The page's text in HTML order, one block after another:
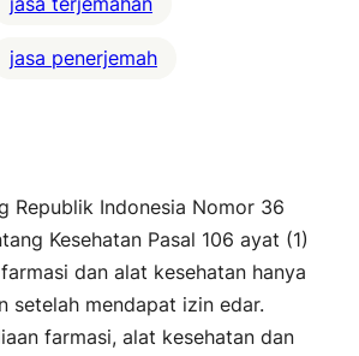
jasa penerjemah
Republik Indonesia Nomor 36
Kesehatan Pasal 106 ayat (1)
dan alat kesehatan hanya
setelah mendapat izin edar.
farmasi, alat kesehatan dan